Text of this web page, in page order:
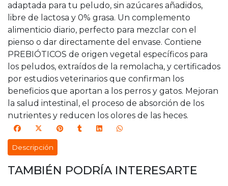
adaptada para tu peludo, sin azúcares añadidos,
libre de lactosa y 0% grasa. Un complemento
alimenticio diario, perfecto para mezclar con el
pienso o dar directamente del envase. Contiene
PREBIÓTICOS de origen vegetal específicos para
los peludos, extraídos de la remolacha, y certificados
por estudios veterinarios que confirman los
beneficios que aportan a los perros y gatos. Mejoran
la salud intestinal, el proceso de absorción de los
nutrientes y reducen los olores de las heces.
Descripción
TAMBIÉN PODRÍA INTERESARTE